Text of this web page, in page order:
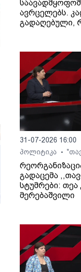
ავრცელებს.
გადაღებული,
31-07-2026 16:00
პოლიტიკა
•
გადაცემა
სტუმრები:
მერებაშვილი